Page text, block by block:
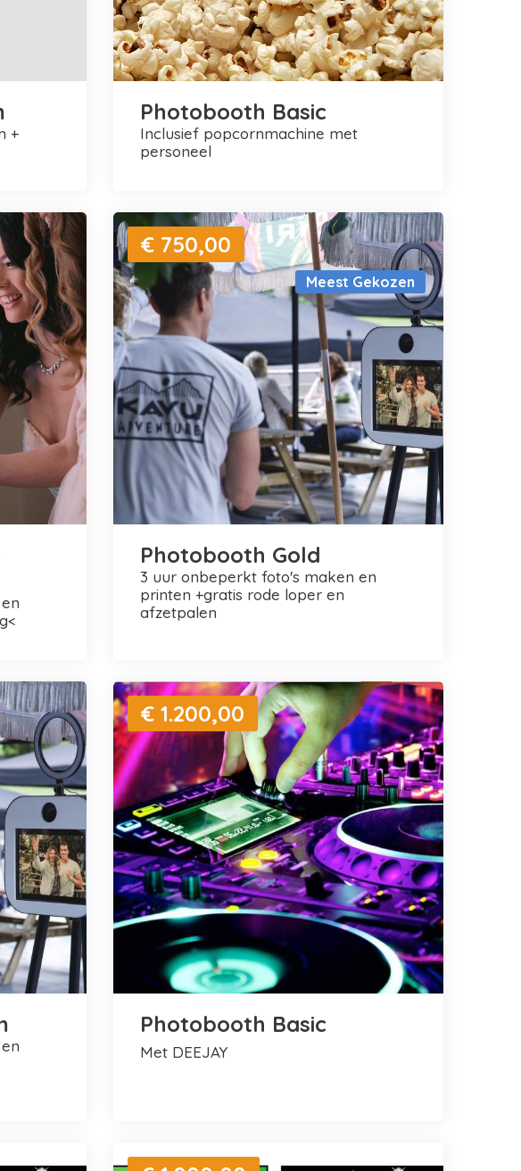
Photobooth Basic
inclusief popcornmachine met
personeel
Meest Gekozen
€ 750,00
Photobooth Gold
3 uur onbeperkt foto's maken en
printen +gratis rode loper en
afzetpalen
€ 1.200,00
Photobooth Basic
met DEEJAY